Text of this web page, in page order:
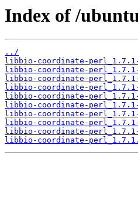
Index of /
../
libbio-coordinate-
libbio-coordinate-
libbio-coordinate-
libbio-coordinate-
libbio-coordinate-
libbio-coordinate-
libbio-coordinate-
libbio-coordinate-
libbio-coordinate-
libbio-coordinate-